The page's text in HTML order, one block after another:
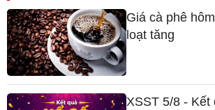
Giá cà phê
loạt tăng
XSST 5/8 - Kết